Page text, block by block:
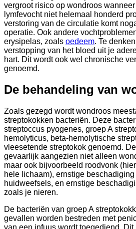
vergroot risico op wondroos
lymfevocht niet helemaal honderd
verstoring van de circulatie komt
operatie. Ook andere
erysipelas, zoals oedeem. Te
verstopping van het bloed uit je
hart. Dit wordt ook wel chronische
genoemd.
De behandeling van
Zoals gezegd wordt wondroos
streptokokken bacteriën. Deze
streptoccus pyogenes, groep A
hemolyticus, beta-hemolytische
vleesetende streptokok genoemd.
gevaarlijk aangezien niet alleen
maar ook bijvoorbeeld roodvonk
hele lichaam), ernstige
huidweefsels, en ernstige
zoals je nieren.
De bacteriën van groep A
gevallen worden bestreden met